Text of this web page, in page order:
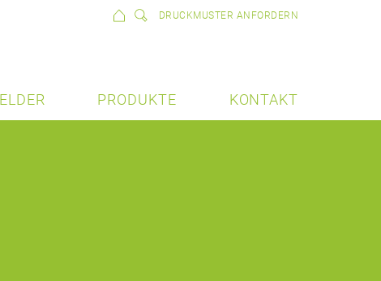
DRUCKMUSTER ANFORDERN
PRODUKTE KONTAKT